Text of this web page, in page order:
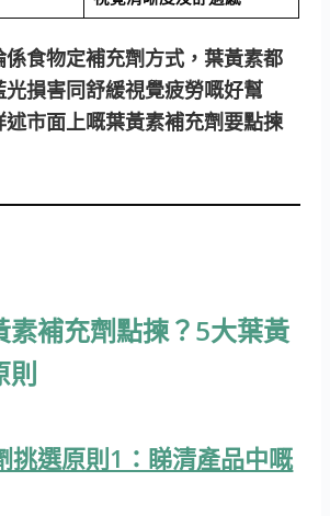
食物定補充劑方式，葉黃素都
損害同舒緩視覺疲勞嘅好幫
市面上嘅葉黃素補充劑要點揀
素補充劑點揀？5大葉黃
挑選原則1：睇清產品中嘅